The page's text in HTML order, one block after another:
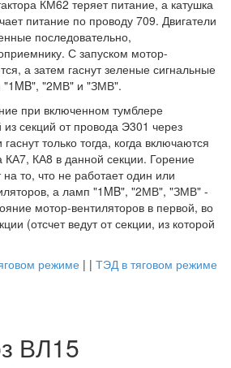
КМ62 теряет питание, а катушка
питание по проводу 709. Двигатели
последовательно,
С запуском мотор-
а затем гаснут зеленые сигнальные
"2МВ" и "ЗМВ".
при включенном тумблере
секций от провода Э301 через
только тогда, когда включаются
КА7, КА8 в данной секции. Горение
то, что не работает один или
а ламп "1MB", "2МВ", "ЗМВ" -
мотор-вентиляторов в первой, во
(отсчет ведут от секции, из которой
режиме | | ТЭД в тяговом режиме
ВЛ15